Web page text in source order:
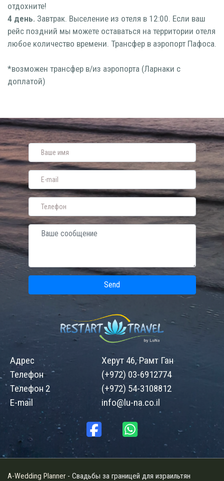
отдохните!
4 день. Завтрак. Выселение из отеля в 12:00. Если ваш
рейс поздний мы можете оставаться на территории отеля
любое количество времени. Трансфер в аэропорт Пафоса.
*возможен трансфер в/из аэропорта (Ларнаки с
доплатой)
Адрес
Херут 46, Рамт Ган
Телефон
(+972) 03-6912774
Телефон 2
(+972) 54-3108812
E-mail
info@lu-na.co.il
Send
A-Wedding Planner - Свадьбы за границей для израильтян